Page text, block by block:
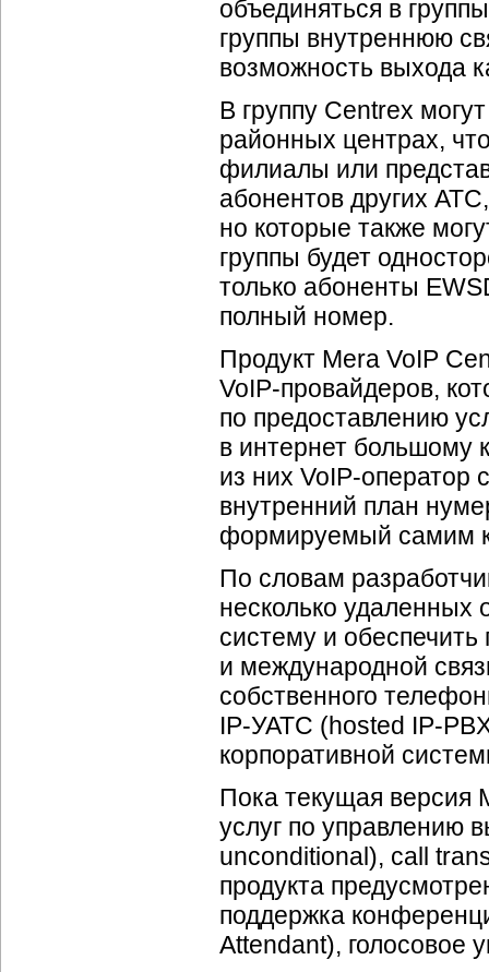
объединяться в
группы внутреннюю
возможность выхода
В группу Centrex
районных центрах,
филиалы или
абонентов других
но которые также
группы будет
только абоненты
полный номер.
Продукт Mera VoIP
VoIP-провайдеров,
по предоставлению
в интернет большому
из них VoIP-оператор
внутренний план
формируемый самим
По словам
несколько
систему и
и международной
собственного
IP-УАТС (hosted IP-
корпоративной
Пока текущая версия
услуг по управлению
unconditional), call
продукта
поддержка
Attendant), голосовое